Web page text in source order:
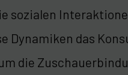
sozialen
Dynamiken das
die